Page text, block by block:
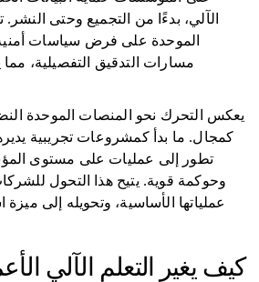
الآلي، بدءًا من التجميع وحتى
الموحدة على فرض سياسات
مسارات التدقيق التفصيلية، مما
يعكس التحرك نحو المنصات الموحدة النضج
كمجال. ما بدأ كمشروعات تجريبية
تطور إلى عمليات على مستوى
وحوكمة قوية. يتيح هذا التحول
عملياتها الأساسية، وتحويله إلى ميزة
كيف يغير التعلم الآلي